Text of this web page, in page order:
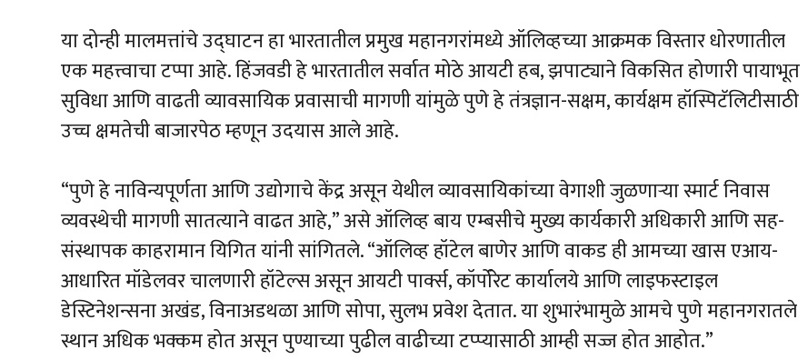
या दोन्ही मालमत्तांचे उद्घाटन हा भारतातील प्रमुख महानगरांमध्ये ऑलिव्हच्या आक्रमक विस्तार धोरणातील
एक महत्त्वाचा टप्पा आहे. हिंजवडी हे भारतातील सर्वात मोठे आयटी हब, झपाट्याने विकसित होणारी पायाभूत
सुविधा आणि वाढती व्यावसायिक प्रवासाची मागणी यांमुळे पुणे हे तंत्रज्ञान-सक्षम, कार्यक्षम हॉस्पिटॅलिटीसाठी
उच्च क्षमतेची बाजारपेठ म्हणून उदयास आले आहे.
“पुणे हे नाविन्यपूर्णता आणि उद्योगाचे केंद्र असून येथील व्यावसायिकांच्या वेगाशी जुळणाऱ्या स्मार्ट निवास
व्यवस्थेची मागणी सातत्याने वाढत आहे,” असे ऑलिव्ह बाय एम्बसीचे मुख्य कार्यकारी अधिकारी आणि सह-
संस्थापक काहरामान यिगित यांनी सांगितले. “ऑलिव्ह हॉटेल बाणेर आणि वाकड ही आमच्या खास एआय-
आधारित मॉडेलवर चालणारी हॉटेल्स असून आयटी पार्क्स, कॉर्पोरेट कार्यालये आणि लाइफस्टाइल
डेस्टिनेशन्सना अखंड, विनाअडथळा आणि सोपा, सुलभ प्रवेश देतात. या शुभारंभामुळे आमचे पुणे महानगरातले
स्थान अधिक भक्कम होत असून पुण्याच्या पुढील वाढीच्या टप्प्यासाठी आम्ही सज्ज होत आहोत.”